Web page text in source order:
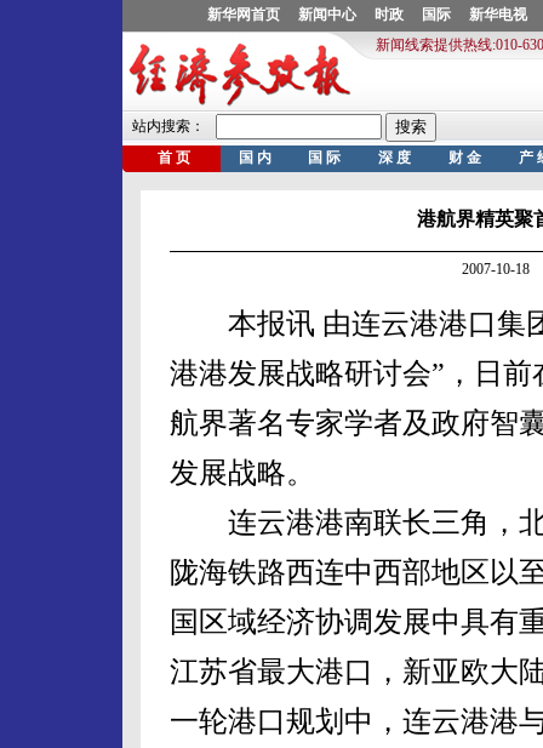
港航界精英聚
2007-10-18
本报讯 由连云港港口集
港港发展战略研讨会”，日
航界著名专家学者及政府智
发展战略。
连云港港南联长三角，北
陇海铁路西连中西部地区以
国区域经济协调发展中具有
江苏省最大港口，新亚欧大
一轮港口规划中，连云港港